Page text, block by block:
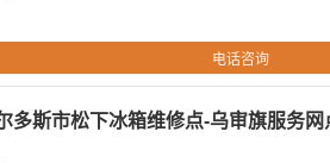
电话咨询
多斯市松下冰箱维修点-乌审旗服务网